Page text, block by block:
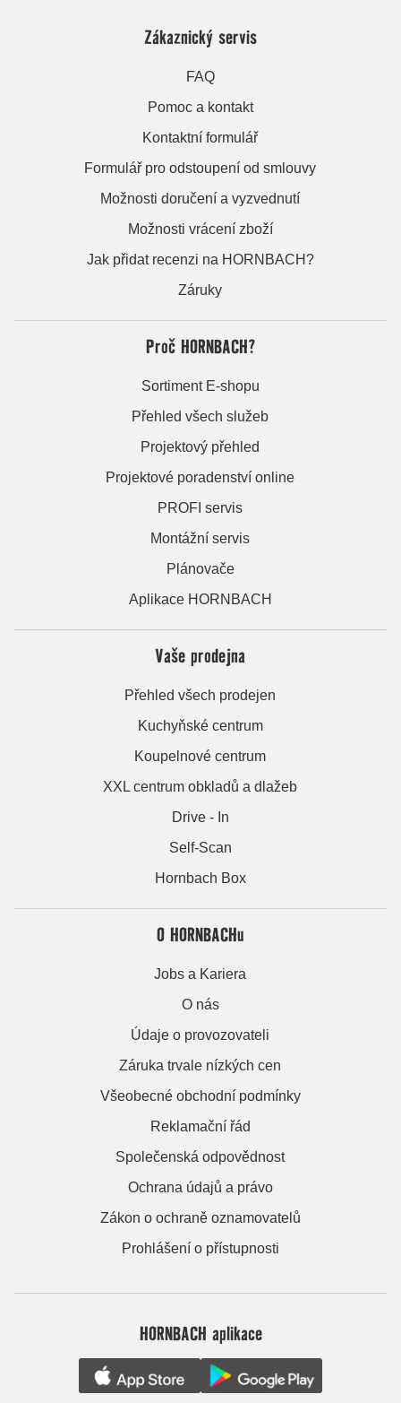
Zákaznický servis
FAQ
Pomoc a kontakt
Kontaktní formulář
Formulář pro odstoupení od smlouvy
Možnosti doručení a vyzvednutí
Možnosti vrácení zboží
Jak přidat recenzi na HORNBACH?
Záruky
Proč HORNBACH?
Sortiment E-shopu
Přehled všech služeb
Projektový přehled
Projektové poradenství online
PROFI servis
Montážní servis
Plánovače
Aplikace HORNBACH
Vaše prodejna
Přehled všech prodejen
Kuchyňské centrum
Koupelnové centrum
XXL centrum obkladů a dlažeb
Drive - In
Self-Scan
Hornbach Box
O HORNBACHu
Jobs a Kariera
O nás
Údaje o provozovateli
Záruka trvale nízkých cen
Všeobecné obchodní podmínky
Reklamační řád
Společenská odpovědnost
Ochrana údajů a právo
Zákon o ochraně oznamovatelů
Prohlášení o přístupnosti
HORNBACH aplikace